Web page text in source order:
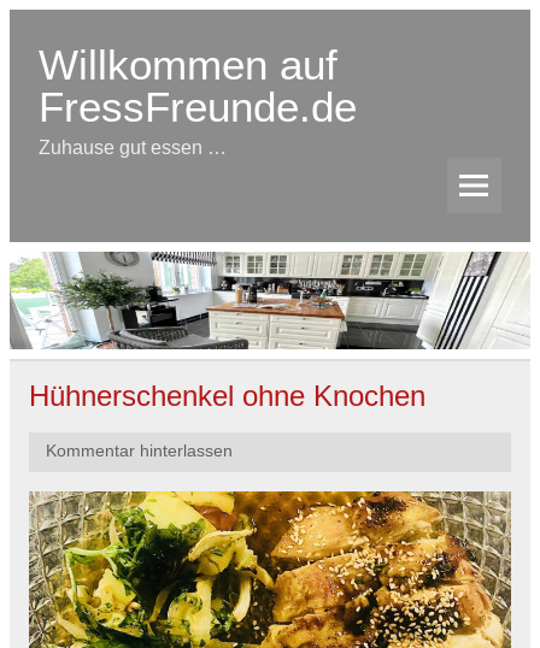
Skip
contentWillkommen auf
FressFreunde.de
Zuhause gut essen …
Hühnerschenkel ohne Knochen
Kommentar hinterlassen